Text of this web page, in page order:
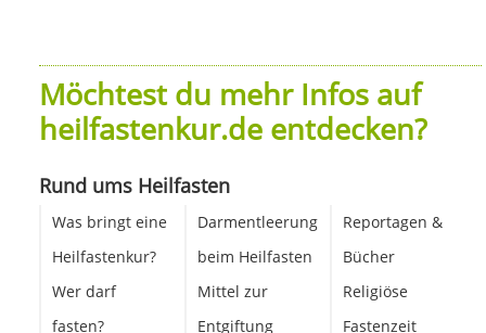
Möchtest du mehr Infos auf
heilfastenkur.de entdecken?
Rund ums Heilfasten
Was bringt eine
Heilfastenkur?
Wer darf
fasten?
Darmentleerung
beim Heilfasten
Mittel zur
Entgiftung
Reportagen &
Bücher
Religiöse
Fastenzeit